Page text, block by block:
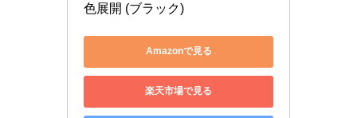
色展開 (ブラック)
Amazonで見る
楽天市場で見る